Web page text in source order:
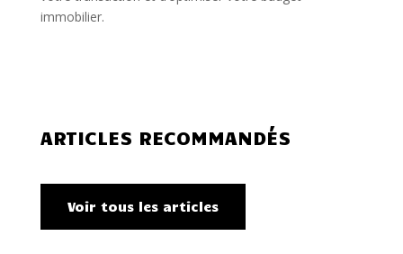
immobilier.
ARTICLES RECOMMANDÉS
Voir tous les articles